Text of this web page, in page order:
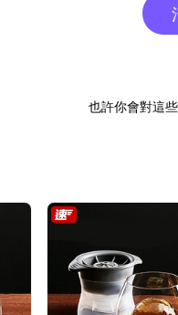
也許你會對這